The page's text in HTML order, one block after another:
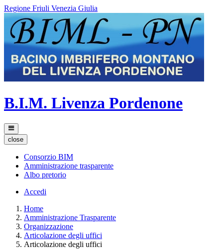
Regione Friuli Venezia Giulia
B.I.M. Livenza Pordenone
close
Consorzio BIM
Amministrazione trasparente
Albo pretorio
Accedi
Home
Amministrazione Trasparente
Organizzazione
Articolazione degli uffici
Articolazione degli uffici